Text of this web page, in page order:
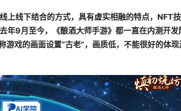
上线下结合的方式，具有虚实相融的特点，NFT
年9月至今，《酿酒大师手游》都一直在内测开发
游戏的画面设置“古老”，画质低，不能很好的体现